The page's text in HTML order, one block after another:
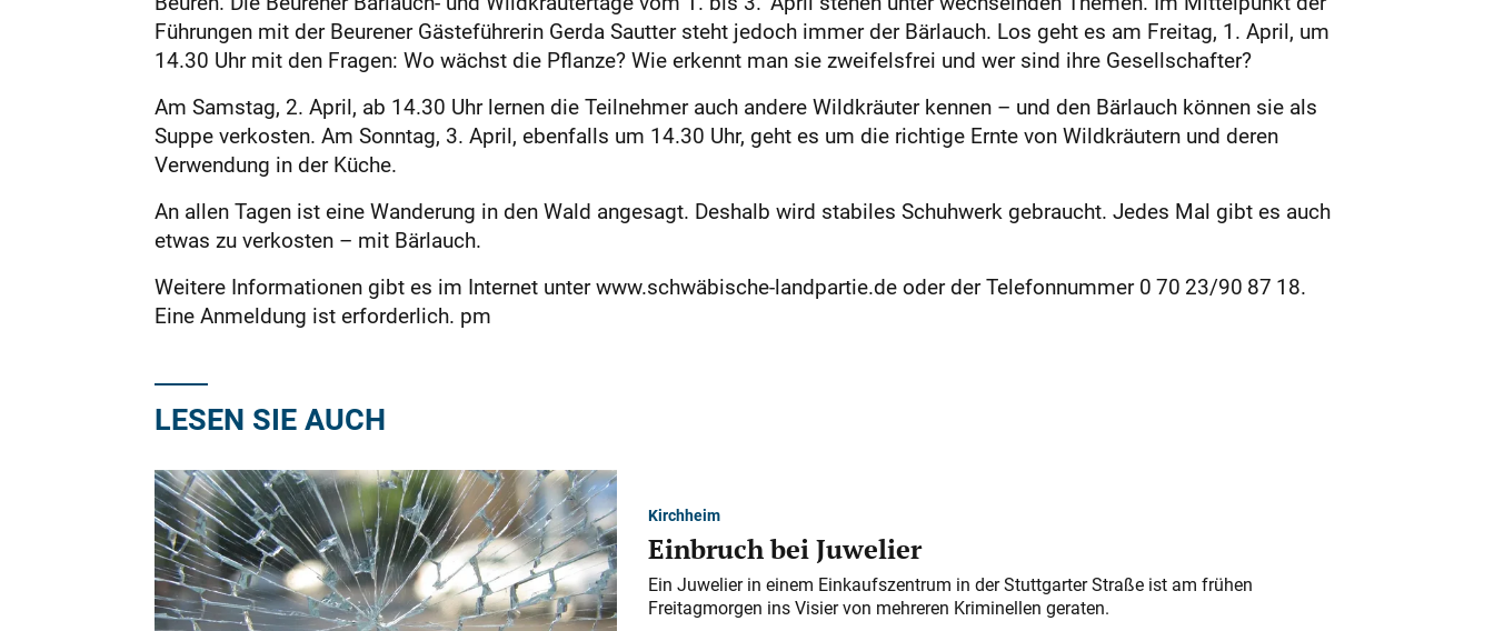
Führungen mit der Beurener Gästeführerin Gerda Sautter steht jedoch immer der Bärlauch. Los geht es am Freitag, 1. April, um
14.30 Uhr mit den Fragen: Wo wächst die Pflanze? Wie erkennt man sie zweifelsfrei und wer sind ihre Gesellschafter?
Am Samstag, 2. April, ab 14.30 Uhr lernen die Teilnehmer auch andere Wildkräuter kennen – und den Bärlauch können sie als
Suppe verkosten. Am Sonntag, 3. April, ebenfalls um 14.30 Uhr, geht es um die richtige Ernte von Wildkräutern und deren
Verwendung in der Küche.
An allen Tagen ist eine Wanderung in den Wald angesagt. Deshalb wird stabiles Schuhwerk gebraucht. Jedes Mal gibt es auch
etwas zu verkosten – mit Bärlauch.
Weitere Informationen gibt es im Internet unter www.schwäbische-landpartie.de oder der Telefonnummer 0 70 23/90 87 18.
Eine Anmeldung ist erforderlich. pm
LESEN SIE AUCH
Kirchheim
Einbruch bei Juwelier
Ein Juwelier in einem Einkaufszentrum in der Stuttgarter Straße ist am frühen
Freitagmorgen ins Visier von mehreren Kriminellen geraten.